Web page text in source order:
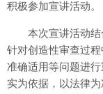
积极参加宣讲活动。
本次宣讲活动结
针对创造性审查过
准确适用等问题进
实为依据，以法律